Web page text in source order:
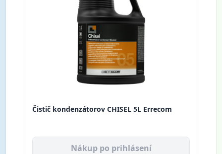
Čistič kondenzátorov CHISEL 5L Errecom
Nákup po prihlásení